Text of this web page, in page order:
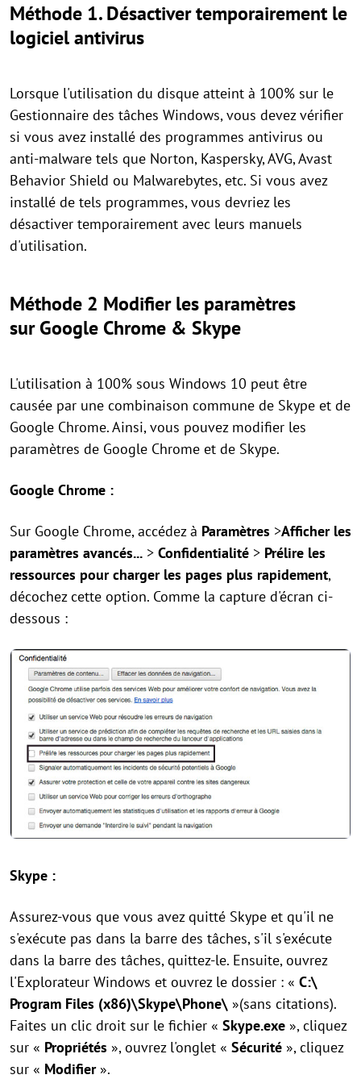
Méthode 1. Désactiver temporairement le
logiciel antivirus
Lorsque l'utilisation du disque atteint à 100% sur le
Gestionnaire des tâches Windows, vous devez vérifier
si vous avez installé des programmes antivirus ou
anti-malware tels que Norton, Kaspersky, AVG, Avast
Behavior Shield ou Malwarebytes, etc. Si vous avez
installé de tels programmes, vous devriez les
désactiver temporairement avec leurs manuels
d'utilisation.
Méthode 2 Modifier les paramètres
sur Google Chrome & Skype
L'utilisation à 100% sous Windows 10 peut être
causée par une combinaison commune de Skype et de
Google Chrome. Ainsi, vous pouvez modifier les
paramètres de Google Chrome et de Skype.
Google Chrome :
Sur Google Chrome, accédez à Paramètres >Afficher les
paramètres avancés... > Confidentialité > Prélire les
ressources pour charger les pages plus rapidement,
décochez cette option. Comme la capture d'écran ci-
dessous :
Skype :
Assurez-vous que vous avez quitté Skype et qu'il ne
s'exécute pas dans la barre des tâches, s'il s'exécute
dans la barre des tâches, quittez-le. Ensuite, ouvrez
l'Explorateur Windows et ouvrez le dossier : « C:\
Program Files (x86)\Skype\Phone\ »(sans citations).
Faites un clic droit sur le fichier « Skype.exe », cliquez
sur « Propriétés », ouvrez l'onglet « Sécurité », cliquez
sur « Modifier ».